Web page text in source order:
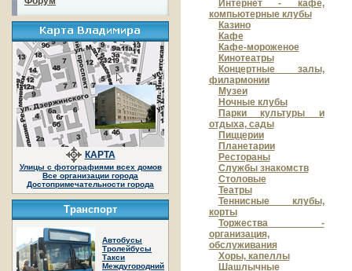
КАРТА
Улицы с фотографиями всех домов
Все организации города
Достопримечательности города
Транспорт
Автобусы
Тролейбусы
Такси
Междугородний
Интернет - кафе,
компьютерные клубы
Казино
Кафе
Кафе-мороженое
Кинотеатры
Концертные залы,
филармонии
Музеи
Ночные клубы
Парки культуры и
отдыха, сады
Пиццерии
Планетарии
Рестораны
Службы знакомств
Столовые
Театры
Теннисные клубы,
корты
Торжества -
организация,
обслуживания
Хоры, капеллы
Шашлычные